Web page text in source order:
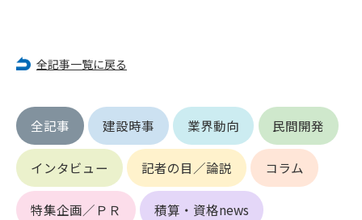
全記事一覧に戻る
全記事 建設時事 業界動向 民間開発
インタビュー 記者の目／論説 コラム
特集企画／ＰＲ 積算・資格news
3. 会員は、IDおよびパスワードの管理不十分、使用上の過誤、
第6条（会員の禁止事項）
1. 会員は建設資料館WEB上で以下の行為をしないものとしま
す。
(1) 第三者または管理者の著作権、その他知的所有権を侵害す
る行為